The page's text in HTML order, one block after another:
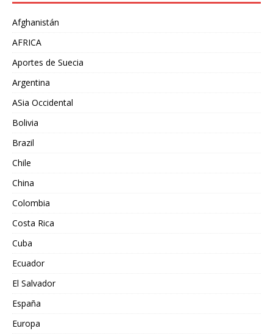
Afghanistán
AFRICA
Aportes de Suecia
Argentina
ASia Occidental
Bolivia
Brazil
Chile
China
Colombia
Costa Rica
Cuba
Ecuador
El Salvador
España
Europa